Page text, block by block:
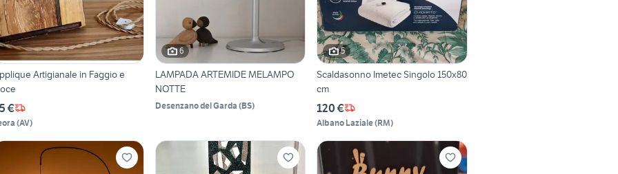
Artigianale in Faggio e
€
(AV)
6
LAMPADA ARTEMIDE MELAMPO
NOTTE
Desenzano del Garda (BS)
5
Scaldasonno Imetec Singolo 150x80
cm
120 €
Albano Laziale(RM)